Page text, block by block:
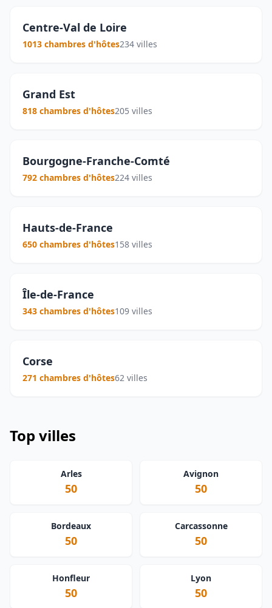
Centre-Val de Loire
1013 chambres d'hôtes234 villes
Grand Est
818 chambres d'hôtes205 villes
Bourgogne-Franche-Comté
792 chambres d'hôtes224 villes
Hauts-de-France
650 chambres d'hôtes158 villes
Île-de-France
343 chambres d'hôtes109 villes
Corse
271 chambres d'hôtes62 villes
Top villes
Arles
50
Avignon
50
Bordeaux
50
Carcassonne
50
Honfleur
50
Lyon
50